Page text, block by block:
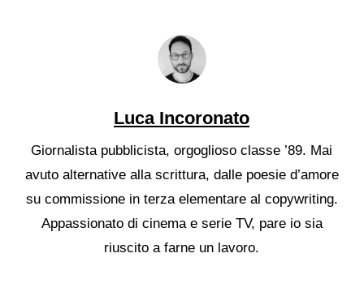
Luca Incoronato
Giornalista pubblicista, orgoglioso classe ’89. Mai
avuto alternative alla scrittura, dalle poesie d’amore
su commissione in terza elementare al copywriting.
Appassionato di cinema e serie TV, pare io sia
riuscito a farne un lavoro.